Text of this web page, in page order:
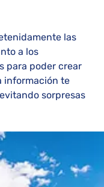
las
a los
para poder crear
información te
sorpresas